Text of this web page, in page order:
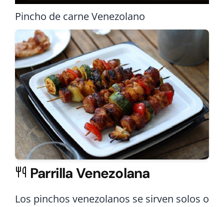
Pincho de carne Venezolano
Parrilla Venezolana
Los pinchos venezolanos se sirven solos o